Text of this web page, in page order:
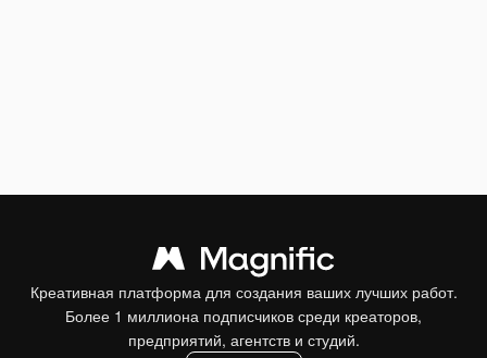
Креативная платформа для создания ваших лучших работ.
Более 1 миллиона подписчиков среди креаторов,
предприятий, агентств и студий.